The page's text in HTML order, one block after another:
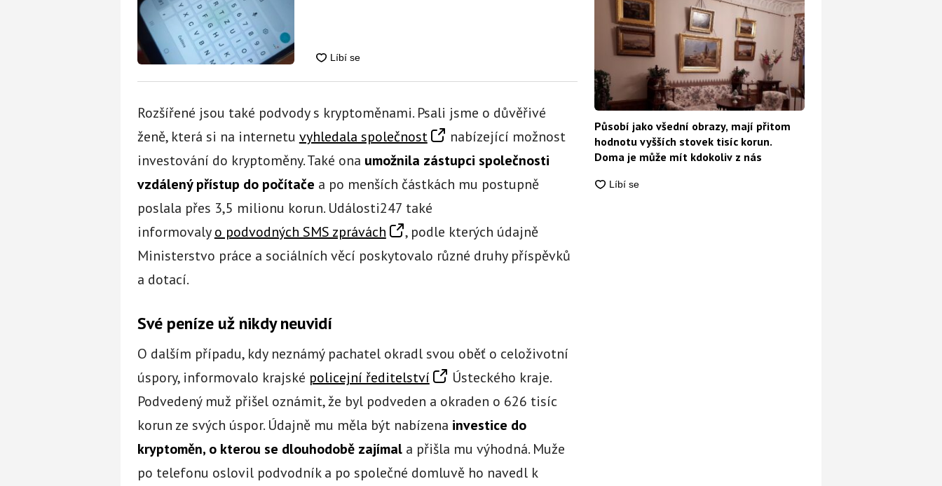
Rozšířené jsou také podvody s kryptoměnami. Psali jsme o důvěřivé
ženě, která si na internetu vyhledala společnost
nabízející možnost
investování do kryptoměny. Také ona umožnila zástupci společnosti
vzdálený přístup do počítače a po menších částkách mu postupně
poslala přes 3,5 milionu korun. Události247 také
informovalyo podvodných SMS zprávách
, podle kterých údajně
Ministerstvo práce a sociálních věcí poskytovalo různé druhy příspěvků
a dotací.
Své peníze už nikdy neuvidí
O dalším případu, kdy neznámý pachatel okradl svou oběť o celoživotní
úspory, informovalo krajské policejní ředitelství
Ústeckého kraje.
Podvedený muž přišel oznámit, že byl podveden a okraden o 626 tisíc
korun ze svých úspor. Údajně mu měla být nabízena investice do
kryptoměn, o kterou se dlouhodobě zajímala přišla mu výhodná. Muže
po telefonu oslovil podvodník a po společné domluvě ho navedl k
Působí jako všední obrazy, mají přitom
hodnotu vyšších stovek tisíc korun.
Doma je může mít kdokoliv z nás